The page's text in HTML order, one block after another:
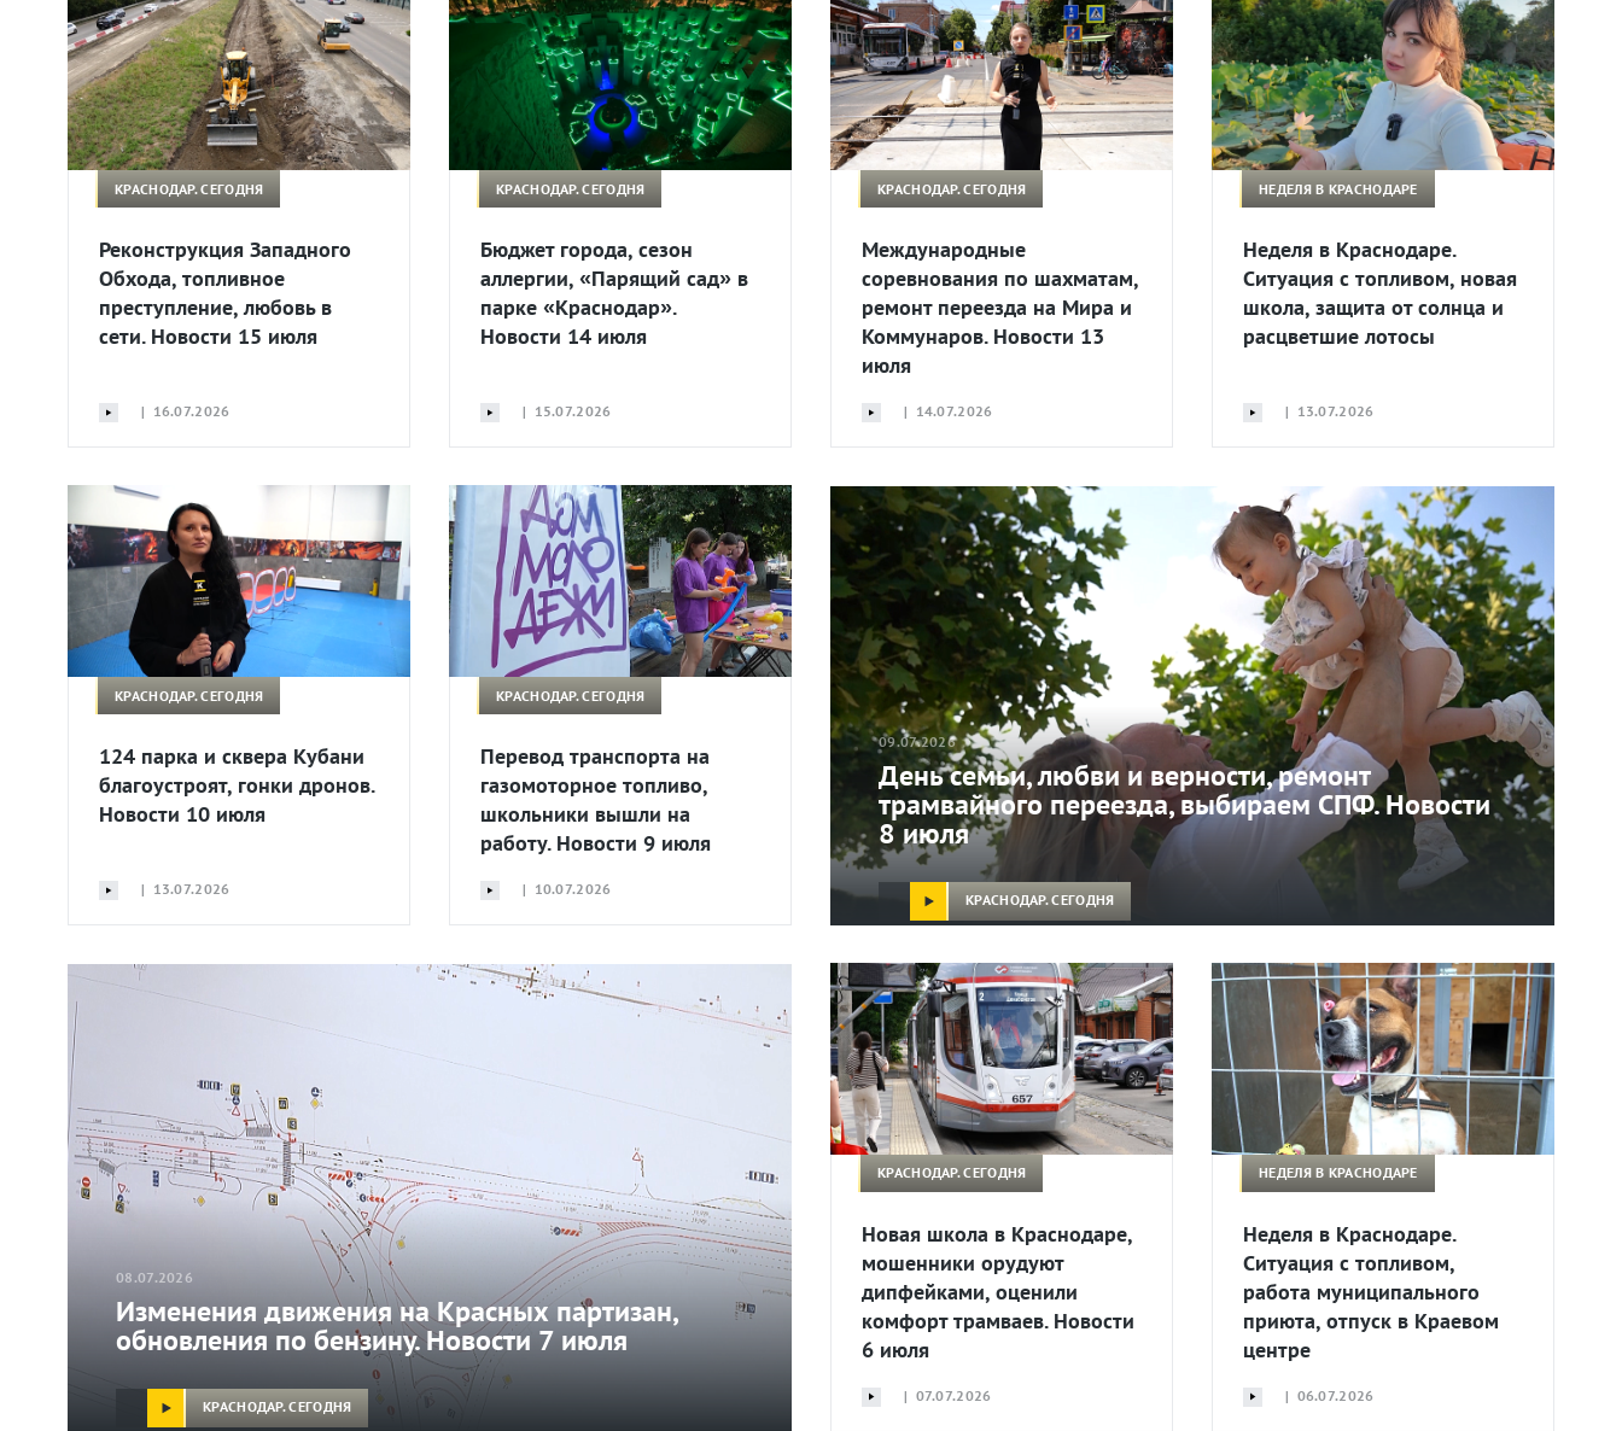
КРАСНОДАР. СЕГОДНЯ
Реконструкция Западного
Обхода, топливное
преступление, любовь в
сети. Новости 15 июля
| 16.07.2026
КРАСНОДАР. СЕГОДНЯ
Бюджет города, сезон
аллергии, «Парящий сад» в
парке «Краснодар».
Новости 14 июля
| 15.07.2026
КРАСНОДАР. СЕГОДНЯ
Международные
соревнования по шахматам,
ремонт переезда на Мира и
Коммунаров. Новости 13
июля
| 14.07.2026
НЕДЕЛЯ В КРАСНОДАРЕ
Неделя в Краснодаре.
Ситуация с топливом, новая
школа, защита от солнца и
расцветшие лотосы
| 13.07.2026
КРАСНОДАР. СЕГОДНЯ
124 парка и сквера Кубани
благоустроят, гонки дронов.
Новости 10 июля
| 13.07.2026
КРАСНОДАР. СЕГОДНЯ
Перевод транспорта на
газомоторное топливо,
школьники вышли на
работу. Новости 9 июля
| 10.07.2026
09.07.2026
День семьи, любви и верности, ремонт
трамвайного переезда, выбираем СПФ. Новости
8 июля
КРАСНОДАР. СЕГОДНЯ
08.07.2026
Изменения движения на Красных партизан,
обновления по бензину. Новости 7 июля
КРАСНОДАР. СЕГОДНЯ
КРАСНОДАР. СЕГОДНЯ
Новая школа в Краснодаре,
мошенники орудуют
дипфейками, оценили
комфорт трамваев. Новости
6 июля
| 07.07.2026
НЕДЕЛЯ В КРАСНОДАРЕ
Неделя в Краснодаре.
Ситуация с топливом,
работа муниципального
приюта, отпуск в Краевом
центре
| 06.07.2026